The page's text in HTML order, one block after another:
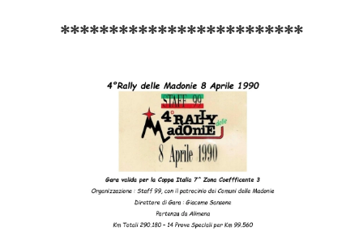
*************************